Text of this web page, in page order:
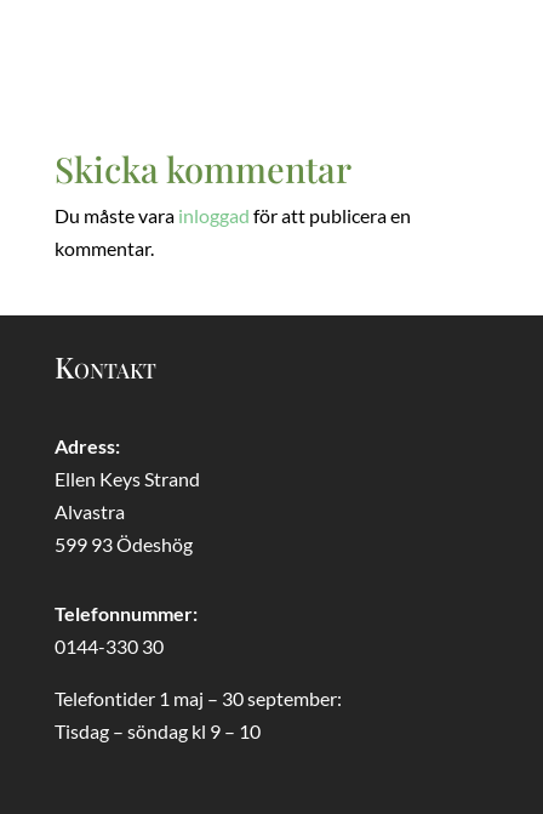
Skicka kommentar
Du måste vara inloggad för att publicera en
kommentar.
Kontakt
Adress:
Ellen Keys Strand
Alvastra
599 93 Ödeshög
Telefonnummer:
0144-330 30
Telefontider 1 maj – 30 september:
Tisdag – söndag kl 9 – 10